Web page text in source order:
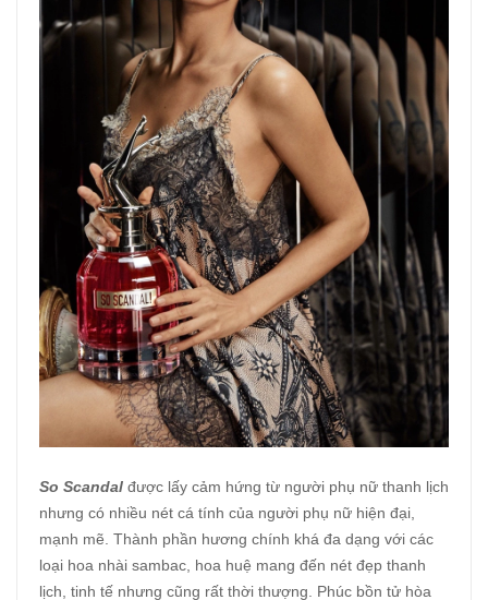
So Scandal được lấy cảm hứng từ người phụ nữ thanh lịch
nhưng có nhiều nét cá tính của người phụ nữ hiện đại,
mạnh mẽ. Thành phần hương chính khá đa dạng với các
loại hoa nhài sambac, hoa huệ mang đến nét đẹp thanh
lịch, tinh tế nhưng cũng rất thời thượng. Phúc bồn tử hòa